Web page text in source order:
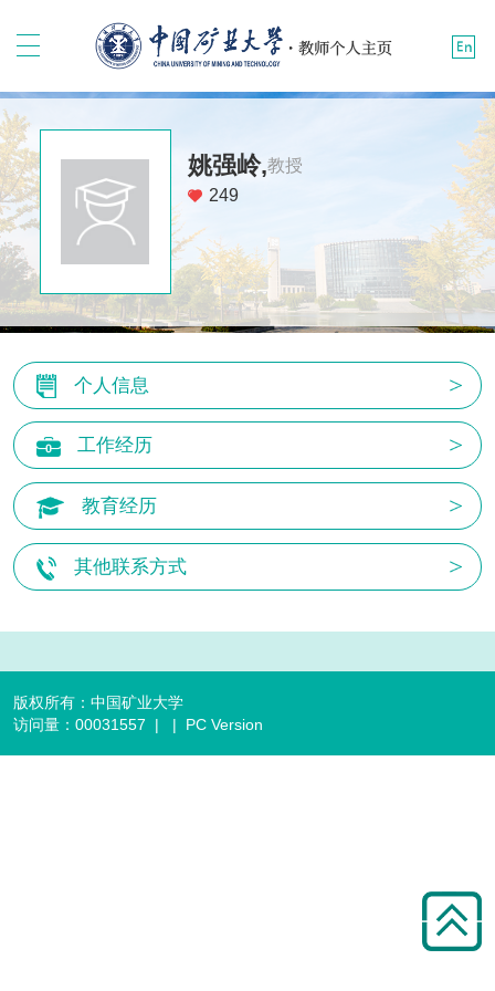
姚强岭,教授
249
个人信息
工作经历
教育经历
其他联系方式
版权所有：中国矿业大学
访问量： 00031557 | | PC Version